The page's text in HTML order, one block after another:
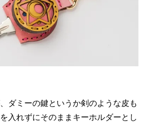
ダミーの鍵というか剣のような皮も
入れずにそのままキーホルダーとし